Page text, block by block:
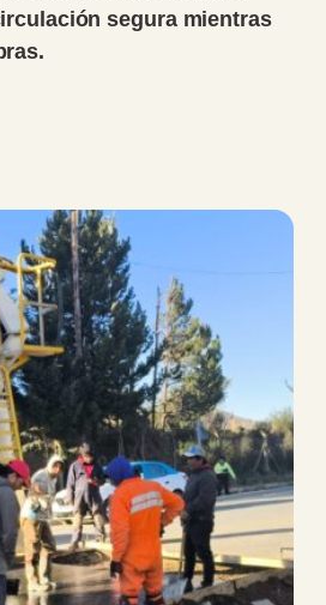
segura mientras